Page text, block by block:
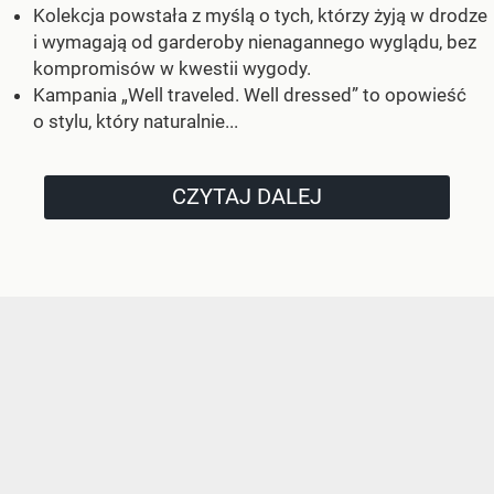
Kolekcja powstała z myślą o tych, którzy żyją w drodze
i wymagają od garderoby nienagannego wyglądu, bez
kompromisów w kwestii wygody.
Kampania „Well traveled. Well dressed” to opowieść
o stylu, który naturalnie...
CZYTAJ DALEJ